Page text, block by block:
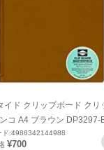
登録
イド クリップボード クリ
コ A4 ブラウン DP3297-
ド:4988342144988
¥700